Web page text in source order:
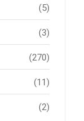
(5)
(3)
(270)
(11)
(2)